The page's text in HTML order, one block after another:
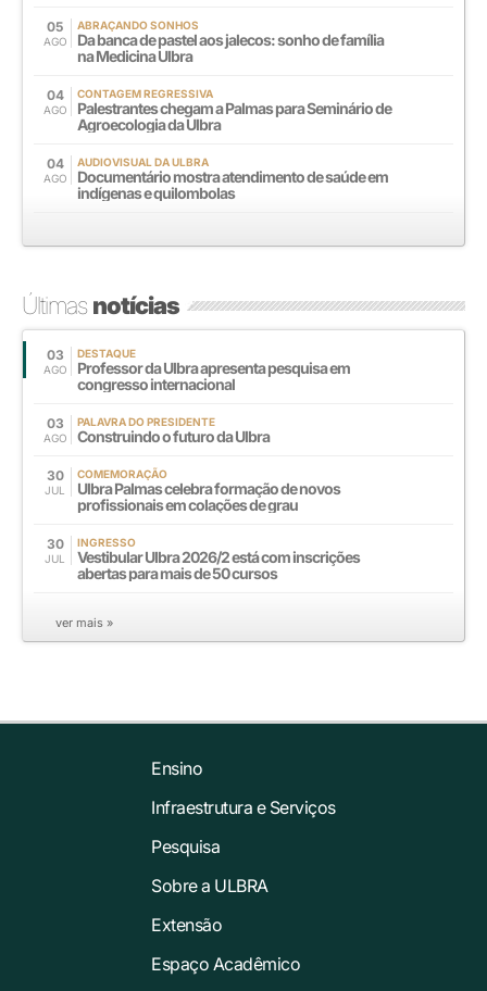
05
AGO
ABRAÇANDO SONHOS
Da banca de pastel aos jalecos: sonho de família
na Medicina Ulbra
04
AGO
CONTAGEM REGRESSIVA
Palestrantes chegam a Palmas para Seminário de
Agroecologia da Ulbra
04
AGO
AUDIOVISUAL DA ULBRA
Documentário mostra atendimento de saúde em
indígenas e quilombolas
Últimasnotícias
03
AGO
DESTAQUE
Professor da Ulbra apresenta pesquisa em
congresso internacional
03
AGO
PALAVRA DO PRESIDENTE
Construindo o futuro da Ulbra
30
JUL
COMEMORAÇÃO
Ulbra Palmas celebra formação de novos
profissionais em colações de grau
30
JUL
INGRESSO
Vestibular Ulbra 2026/2 está com inscrições
abertas para mais de 50 cursos
ver mais »
Ensino
Infraestrutura e Serviços
Pesquisa
Sobre a ULBRA
Extensão
Espaço Acadêmico